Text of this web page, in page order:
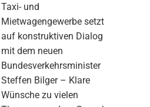
Taxi- und
Mietwagengewerbe setzt
auf konstruktiven Dialog
mit dem neuen
Bundesverkehrsminister
Steffen Bilger – Klare
Wünsche zu vielen